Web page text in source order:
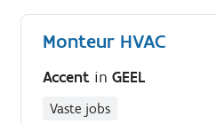
Monteur HVAC
Accent inGEEL
Vaste jobs